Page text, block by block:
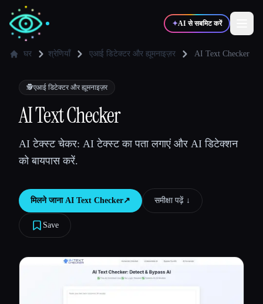
✦AI से सबमिट करें
✍️लेखक
💻
🎓विद्यार्थी
ब्लॉग
टूल्स की तुलना करें
घर श्रेणियाँ एआई डिटेक्टर और ह्यूमनाइज़र AI Text Checker
🕵️एआई डिटेक्टर और ह्यूमनाइज़र
AI Text Checker
AI टेक्स्ट चेकर: AI टेक्स्ट का पता लगाएं और AI डिटेक्शन
को बायपास करें.
मिलने जाना AI Text Checker↗︎ समीक्षा पढ़ें ↓︎
Save